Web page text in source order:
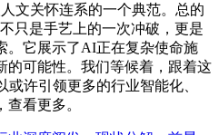
文关怀连系的一个典范。总的
只是手艺上的一次冲破，更是
。它展示了AI正在复杂使命施
的可能性。我们等候着，跟着这
许引领更多的行业智能化、
看更多。